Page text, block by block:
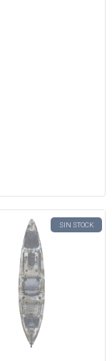
SIN STOCK